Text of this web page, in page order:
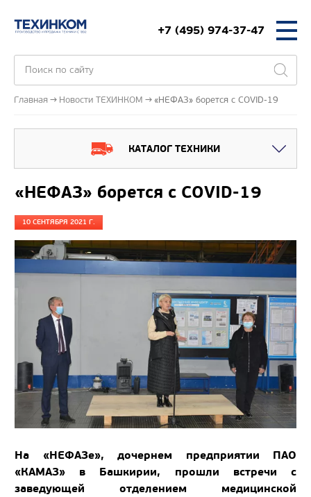
+7 (495) 974-37-47
Главная Новости ТЕХИНКОМ «НЕФАЗ» борется с COVID-19
КАТАЛОГ ТЕХНИКИ
«НЕФАЗ» борется с COVID-19
10 СЕНТЯБРЯ 2021 Г.
На «НЕФАЗе», дочернем предприятии ПАО
«КАМАЗ» в Башкирии, прошли встречи с
заведующей отделением медицинской